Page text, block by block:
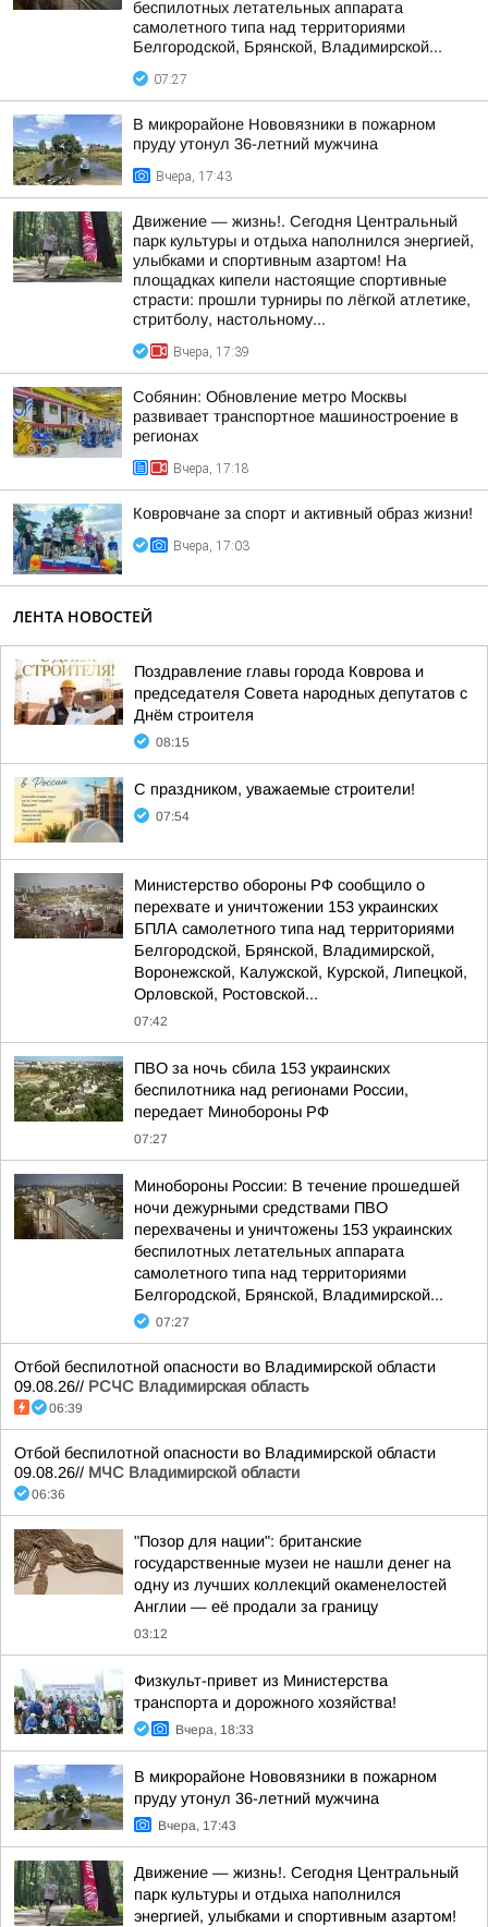
беспилотных летательных аппарата
самолетного типа над территориями
Белгородской, Брянской, Владимирской...
07:27
В микрорайоне Нововязники в пожарном
пруду утонул 36-летний мужчина
Вчера, 17:43
Движение — жизнь!. Сегодня Центральный
парк культуры и отдыха наполнился энергией,
улыбками и спортивным азартом! На
площадках кипели настоящие спортивные
страсти: прошли турниры по лёгкой атлетике,
стритболу, настольному...
Вчера, 17:39
Собянин: Обновление метро Москвы
развивает транспортное машиностроение в
регионах
Вчера, 17:18
Ковровчане за спорт и активный образ жизни!
Вчера, 17:03
ЛЕНТА НОВОСТЕЙ
Поздравление главы города Коврова и
председателя Совета народных депутатов с
Днём строителя
08:15
С праздником, уважаемые строители!
07:54
Министерство обороны РФ сообщило о
перехвате и уничтожении 153 украинских
БПЛА самолетного типа над территориями
Белгородской, Брянской, Владимирской,
Воронежской, Калужской, Курской, Липецкой,
Орловской, Ростовской...
07:42
ПВО за ночь сбила 153 украинских
беспилотника над регионами России,
передает Минобороны РФ
07:27
Минобороны России: В течение прошедшей
ночи дежурными средствами ПВО
перехвачены и уничтожены 153 украинских
беспилотных летательных аппарата
самолетного типа над территориями
Белгородской, Брянской, Владимирской...
07:27
Отбой беспилотной опасности во Владимирской области
09.08.26// РСЧС Владимирская область
06:39
Отбой беспилотной опасности во Владимирской области
09.08.26// МЧС Владимирской области
06:36
"Позор для нации": британские
государственные музеи не нашли денег на
одну из лучших коллекций окаменелостей
Англии — её продали за границу
03:12
Физкульт-привет из Министерства
транспорта и дорожного хозяйства!
Вчера, 18:33
В микрорайоне Нововязники в пожарном
пруду утонул 36-летний мужчина
Вчера, 17:43
Движение — жизнь!. Сегодня Центральный
парк культуры и отдыха наполнился
энергией, улыбками и спортивным азартом!